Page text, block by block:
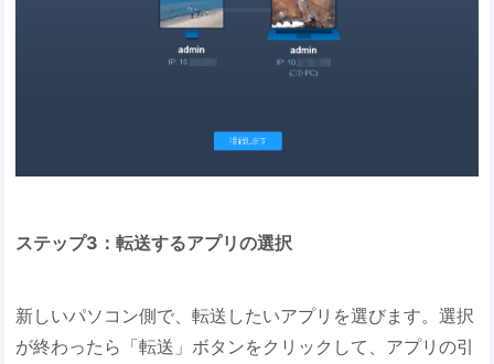
ステップ3：転送するアプリの選択
新しいパソコン側で、転送したいアプリを選びます。選択
が終わったら「転送」ボタンをクリックして、アプリの引